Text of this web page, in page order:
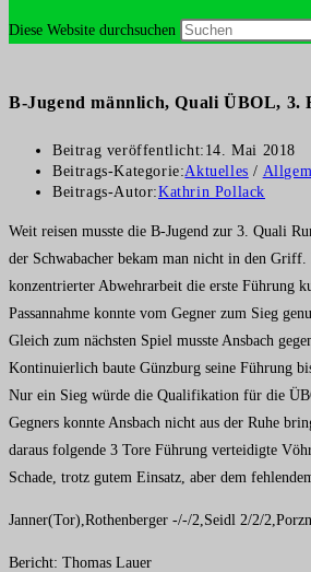
Diese Website durchsuchen
B-Jugend männlich, Quali ÜBOL, 3.
Beitrag veröffentlicht: 14. Mai 2018
Beitrags-Kategorie:Aktuelles /
Beitrags-Autor:Kathrin Pollack
Weit reisen musste die B-Jugend zur 3. Quali
der Schwabacher bekam man nicht in den
konzentrierter Abwehrarbeit die erste Führung
Passannahme konnte vom Gegner zum Sieg
Gleich zum nächsten Spiel musste Ansbach
Kontinuierlich baute Günzburg seine Führung
Nur ein Sieg würde die Qualifikation für die
Gegners konnte Ansbach nicht aus der Ruhe
daraus folgende 3 Tore Führung verteidigte
Schade, trotz gutem Einsatz, aber dem
Janner(Tor),Rothenberger -/-/2,Seidl 2/2/
Bericht: Thomas Lauer